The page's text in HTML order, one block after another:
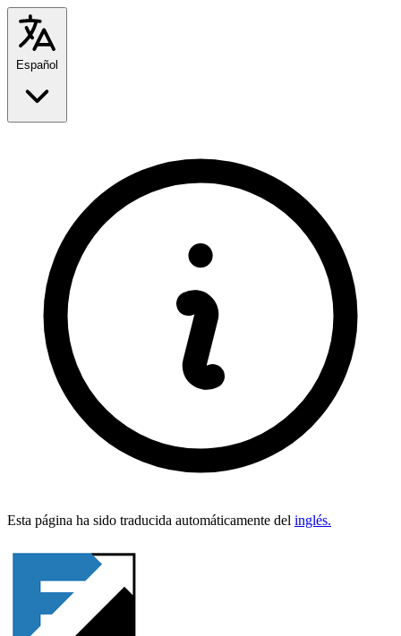
Esta pági­na ha sido tra­duci­da automáti­ca­mente del inglés.